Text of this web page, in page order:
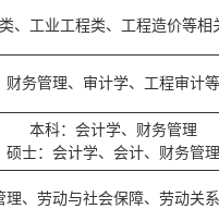
、工业工程类、工程造价等相
财务管理、审计学、工程审计
本科：会计学、财务管理
硕士：会计学、会计、财务管理
理、劳动与社会保障、劳动关